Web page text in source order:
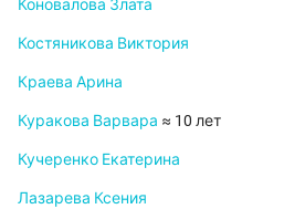
Коновалова Злата
Костяникова Виктория
Краева Арина
Куракова Варвара ≈ 10 лет
Кучеренко Екатерина
Лазарева Ксения